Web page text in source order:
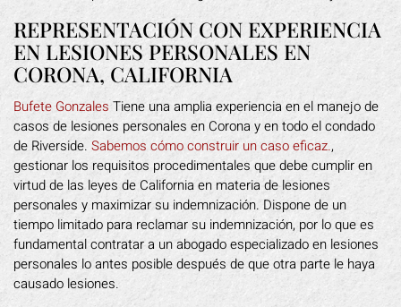
REPRESENTACIÓN CON EXPERIENCIA
EN LESIONES PERSONALES EN
CORONA, CALIFORNIA
Bufete GonzalesTiene una amplia experiencia en el manejo de
casos de lesiones personales en Corona y en todo el condado
de Riverside. Sabemos cómo construir un caso eficaz.,
gestionar los requisitos procedimentales que debe cumplir en
virtud de las leyes de California en materia de lesiones
personales y maximizar su indemnización. Dispone de un
tiempo limitado para reclamar su indemnización, por lo que es
fundamental contratar a un abogado especializado en lesiones
personales lo antes posible después de que otra parte le haya
causado lesiones.